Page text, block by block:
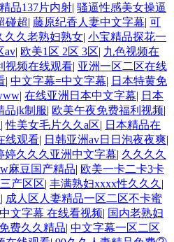
品137片内射| 骚逼性感美女操逼
碰超| 藤原纪香人妻中文字幕| 可
久久老熟妇熟女| 小宝精品探花一
av| 欧美1区 2区 3区| 九色视频在
视频在线观看| 亚洲一区二区在线
| 中文字幕=中文字幕| 日本特黄免
| 在线亚洲日本中文字幕| 日本
品jk制服| 欧美午夜免费福利视频|
|性美女毛片久久a区| 日本精品在
线观看| 日韩亚洲av日日泡夜夜爽|
婷久久久亚洲中文字幕| 久久久久
麻豆国产精品| 欧美一卡二卡3卡
产区区| 丰满熟妇xxxx性久久久 |
| 成人区人妻精品一区二区不卡蜜
中文字幕 在线看视频| 国内老熟妇
费久久精品| 中文字幕一区二区